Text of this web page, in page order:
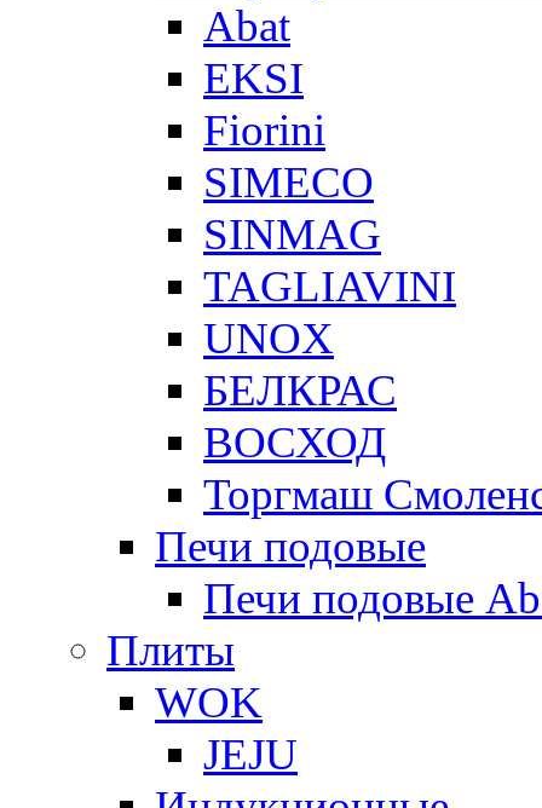
Abat
EKSI
Fiorini
SIMECO
SINMAG
TAGLIAVINI
UNOX
БЕЛКРАС
ВОСХОД
Торгмаш
Печи подовые
Печи подовые
Плиты
WOK
JEJU